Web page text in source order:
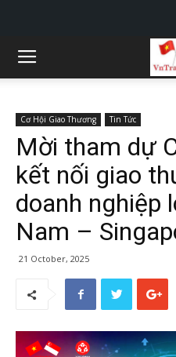
Cơ Hội Giao Thương Tin Tức
Mời tham dự
kết nối giao
doanh nghiệp
Nam –
21 October, 2025